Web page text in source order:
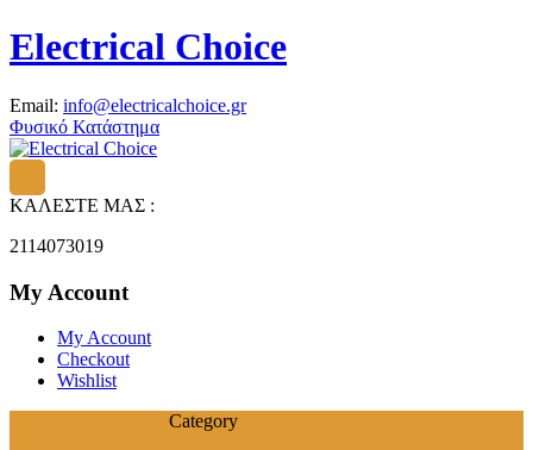
Electrical Choice
Email: info@electricalchoice.gr
Φυσικό Κατάστημα
ΚΑΛΕΣΤΕ ΜΑΣ :
2114073019
My Account
My Account
Checkout
Wishlist
Category